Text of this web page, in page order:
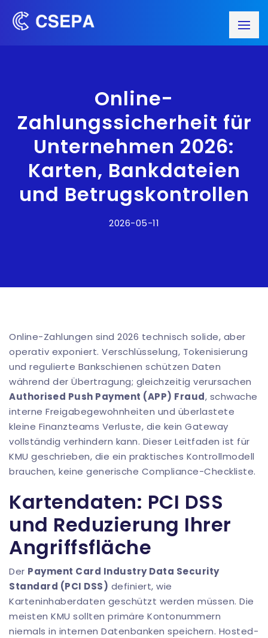
Online-
Zahlungssicherheit für
Unternehmen 2026:
Karten, Bankdateien
und Betrugskontrollen
2026-05-11
Online-Zahlungen sind 2026 technisch solide, aber
operativ exponiert. Verschlüsselung, Tokenisierung
und regulierte Bankschienen schützen Daten
während der Übertragung; gleichzeitig verursachen
Authorised Push Payment (APP) Fraud, schwache
interne Freigabegewohnheiten und überlastete
kleine Finanzteams Verluste, die kein Gateway
vollständig verhindern kann. Dieser Leitfaden ist für
KMU geschrieben, die ein praktisches Kontrollmodell
brauchen, keine generische Compliance-Checkliste.
Kartendaten: PCI DSS
und Reduzierung Ihrer
Angriffsfläche
Der Payment Card Industry Data Security
Standard (PCI DSS) definiert, wie
Karteninhaberdaten geschützt werden müssen. Die
meisten KMU sollten primäre Kontonummern
niemals in internen Datenbanken speichern. Hosted-